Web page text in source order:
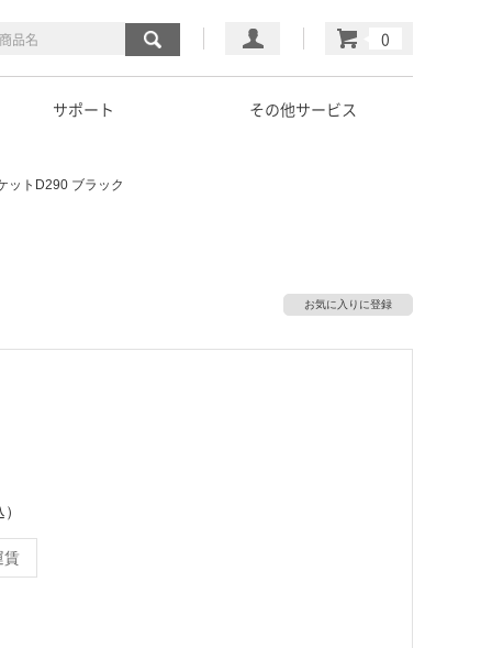
マイページ
カート
サポート その他サービス
ットD290 ブラック
お気に入りに登録
賃